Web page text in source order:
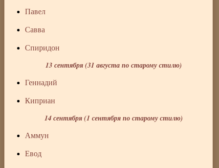
Павел
Савва
Спиридон
13 сентября (31 августа по старому стилю)
Геннадий
Киприан
14 сентября (1 сентября по старому стилю)
Аммун
Евод